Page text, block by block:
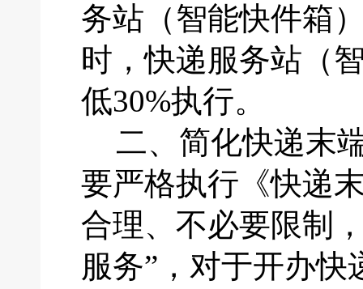
务站（智能快件箱
时，快递服务站（
低30%执行。
二、 简化快递末
要严格执行《快递
合理、不必要限制
服务”，对于开办